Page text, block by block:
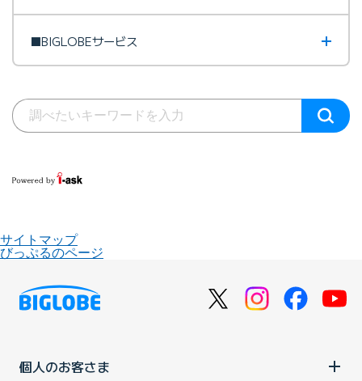
■BIGLOBEサービス
サイトマップ
びっぷるのページ
個人のお客さま